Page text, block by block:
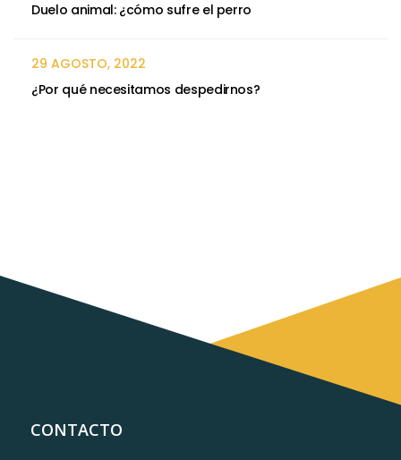
Duelo animal: ¿cómo sufre el perro
29 AGOSTO, 2022
¿Por qué necesitamos despedirnos?
CONTACTO